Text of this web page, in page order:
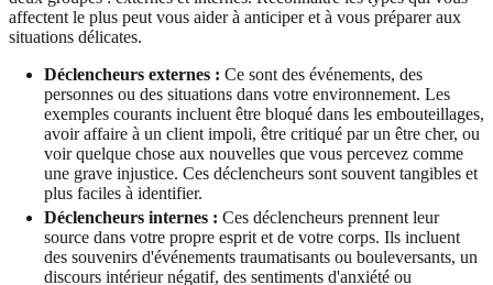
affectent le plus peut vous aider à anticiper et à vous préparer aux
situations délicates.
Déclencheurs externes : Ce sont des événements, des
personnes ou des situations dans votre environnement. Les
exemples courants incluent être bloqué dans les embouteillages,
avoir affaire à un client impoli, être critiqué par un être cher, ou
voir quelque chose aux nouvelles que vous percevez comme
une grave injustice. Ces déclencheurs sont souvent tangibles et
plus faciles à identifier.
Déclencheurs internes : Ces déclencheurs prennent leur
source dans votre propre esprit et de votre corps. Ils incluent
des souvenirs d'événements traumatisants ou bouleversants, un
discours intérieur négatif, des sentiments d'anxiété ou